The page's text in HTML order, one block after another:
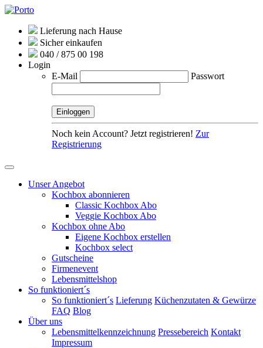
Lieferung nach Hause
Sicher einkaufen
040 / 875 00 198
Login
E-Mail
Passwort
Noch kein Account? Jetzt registrieren! Zur
Registrierung
Unser Angebot
Kochbox abonnieren
Classic Kochbox Abo
Veggie Kochbox Abo
Kochbox ohne Abo
Eigene Kochbox erstellen
Kochbox select
Gutscheine
Firmenevent
Lebensmittelshop
So funktioniert´s
So funktioniert´s Lieferung Küchenzutaten & Gewürze
FAQ Blog
Über uns
Lebensmittelkennzeichnung Pressebereich Kontakt
Impressum